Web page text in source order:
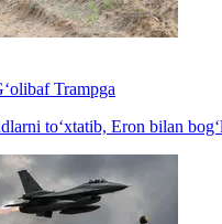
Trampga
to‘xtatib, Eron bilan